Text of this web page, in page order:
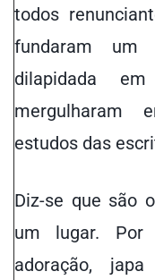
todos
fundaram
dilapidada
mergulharam
estudos das
Diz-se que são
um lugar.
adoração,